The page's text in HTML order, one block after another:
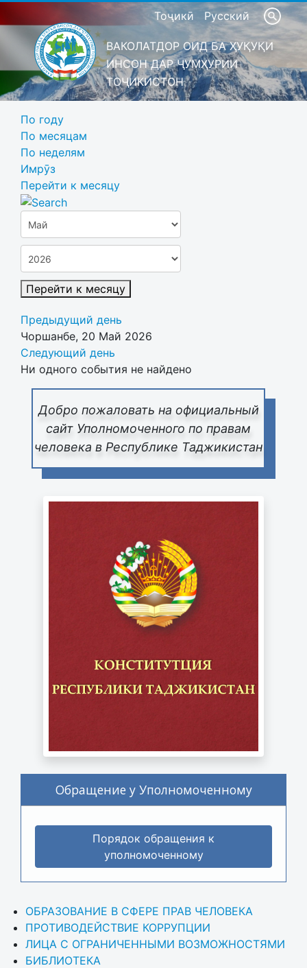
Тоҷикӣ Русский
ВАКОЛАТДОР ОИД БА ҲУҚУҚИ
ИНСОН ДАР ҶУМҲУРИИ
ТОҶИКИСТОН
Добро пожаловать на официальный
сайт Уполномоченного по правам
человека в Республике Таджикистан
Обращение у Уполномоченному
Порядок обращения к
уполномоченному
ОБРАЗОВАНИЕ В СФЕРЕ ПРАВ ЧЕЛОВЕКА
ПРОТИВОДЕЙСТВИЕ КОРРУПЦИИ
ЛИЦА С ОГРАНИЧЕННЫМИ ВОЗМОЖНОСТЯМИ
БИБЛИОТЕКА
По году
По месяцам
По неделям
Имрӯз
Перейти к месяцу
Перейти к месяцу
Предыдущий день
Чоршанбе, 20 Май 2026
Следующий день
Ни одного события не найдено